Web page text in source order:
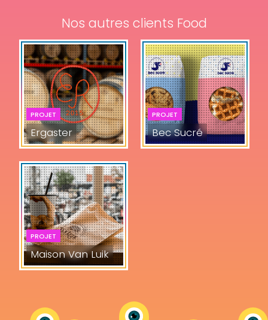
Nos autres clients Food
PROJET
Ergaster
PROJET
Bec Sucré
PROJET
Maison Van Luik